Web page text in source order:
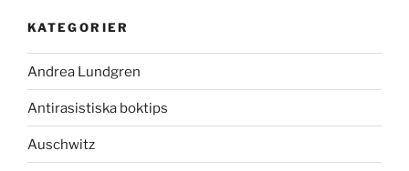
KATEGORIER
Andrea Lundgren
Antirasistiska boktips
Auschwitz